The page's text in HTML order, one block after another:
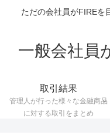
ただの会社員がFIREを
一般会社員
取引結果
管理人が行った様々な金融商品
に対する取引をまとめ